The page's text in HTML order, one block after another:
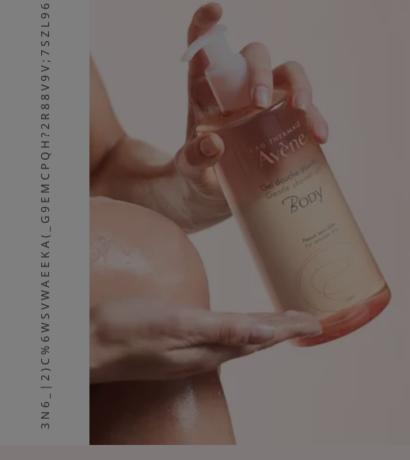
3N6_|2)C%6WSVWAEEKA(_G9EMCPQH?2R88V9V;7SZL96Z,E6